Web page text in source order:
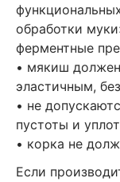
обработки
ферментные
• мякиш
эластичным,
• не
пустоты и
• корка не
Если